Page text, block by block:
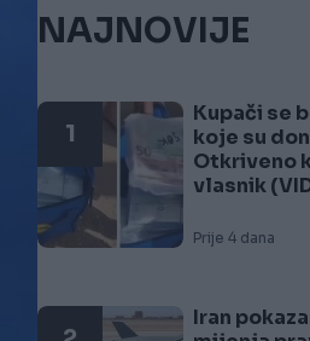
NAJNOVIJE
1
Kupači se
koje su
Otkriveno
vlasnik
Prije 4 dana
Iran